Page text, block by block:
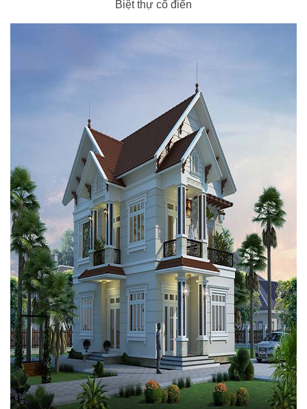
Biệt thự cổ điển